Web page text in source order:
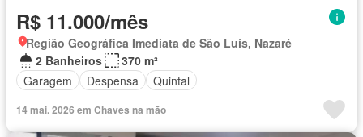
R$ 11.000/mês
Região Geográfica Imediata de São Luís, Nazaré
2 Banheiros
370 m²
Garagem
Despensa Quintal
14 mai. 2026 em Chaves na mão